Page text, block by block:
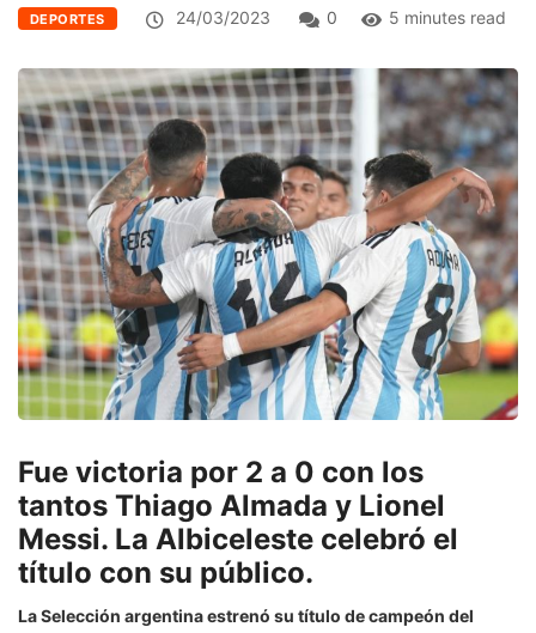
DEPORTES 24/03/2023 0 5 minutes read
Fue victoria por 2 a 0 con los
tantos Thiago Almada y Lionel
Messi. La Albiceleste celebró el
título con su público.
La Selección argentina estrenó su título de campeón del